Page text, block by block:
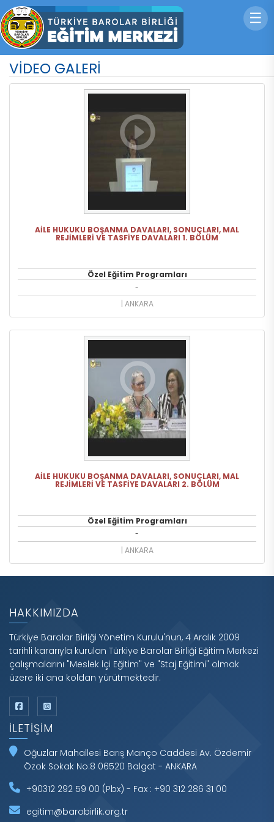
☰
VİDEO GALERİ
AİLE HUKUKU BOŞANMA DAVALARI, SONUÇLARI, MAL
REJİMLERİ VE TASFİYE DAVALARI 1. BÖLÜM
Özel Eğitim Programları
-
| ANKARA
AİLE HUKUKU BOŞANMA DAVALARI, SONUÇLARI, MAL
REJİMLERİ VE TASFİYE DAVALARI 2. BÖLÜM
Özel Eğitim Programları
-
| ANKARA
HAKKIMIZDA
Türkiye Barolar Birliği Yönetim Kurulu'nun, 4 Aralık 2009
tarihli kararıyla kurulan Türkiye Barolar Birliği Eğitim Merkezi
çalışmalarını "Meslek İçi Eğitim" ve "Staj Eğitimi" olmak
üzere iki ana koldan yürütmektedir.
İLETIŞIM
Oğuzlar Mahallesi Barış Manço Caddesi Av. Özdemir
Özok Sokak No:8 06520 Balgat - ANKARA
+90312 292 59 00 (Pbx) - Fax : +90 312 286 31 00
egitim@barobirlik.org.tr